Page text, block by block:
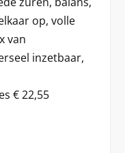
op, volle
van
inzetbaar,
€ 22,55